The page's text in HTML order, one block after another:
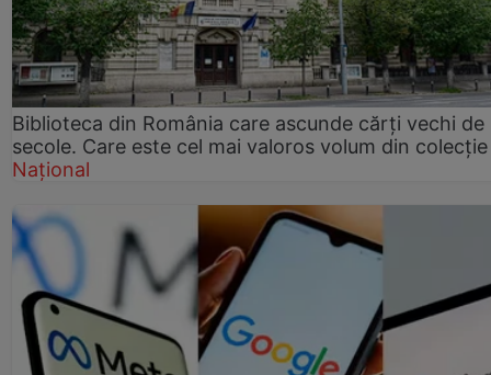
Biblioteca din România care ascunde cărți vechi de
secole. Care este cel mai valoros volum din colecție
Național